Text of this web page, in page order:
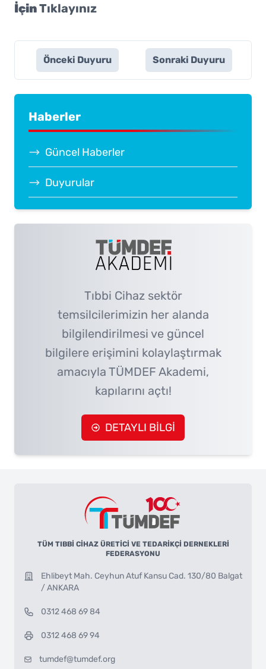
İçinTıklayınız
Önceki Duyuru Sonraki Duyuru
Haberler
Güncel Haberler
Duyurular
Tıbbi Cihaz sektör
temsilcilerimizin her alanda
bilgilendirilmesi ve güncel
bilgilere erişimini kolaylaştırmak
amacıyla TÜMDEF Akademi,
kapılarını açtı!
DETAYLI BİLGİ
TÜM TIBBİ CİHAZ ÜRETİCİ VE TEDARİKÇİ DERNEKLERİ
FEDERASYONU
Ehlibeyt Mah. Ceyhun Atuf Kansu Cad. 130/80 Balgat
/ ANKARA
0312 468 69 84
0312 468 69 94
tumdef@tumdef.org